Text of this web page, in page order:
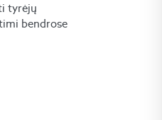
tyrėjų
bendrose